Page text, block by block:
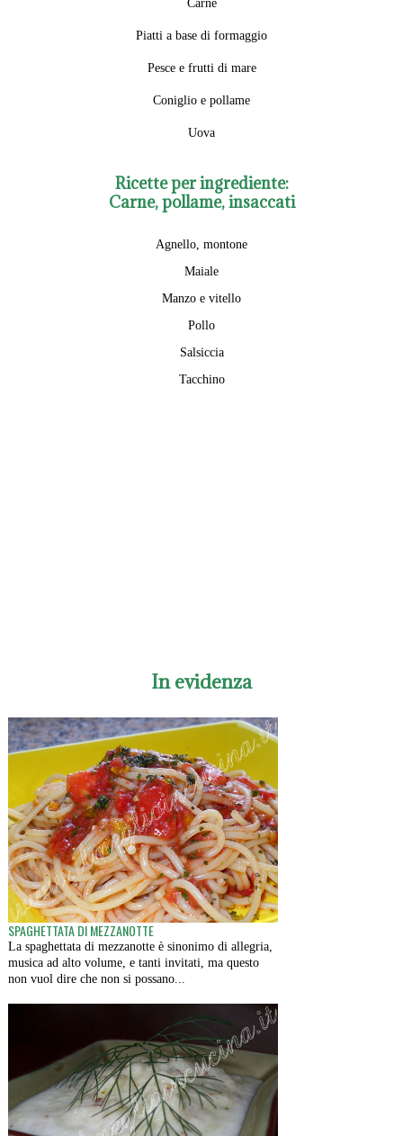
Carne
Piatti a base di formaggio
Pesce e frutti di mare
Coniglio e pollame
Uova
Ricette per ingrediente:
Carne, pollame, insaccati
Agnello, montone
Maiale
Manzo e vitello
Pollo
Salsiccia
Tacchino
In evidenza
SPAGHETTATA DI MEZZANOTTE
La spaghettata di mezzanotte è sinonimo di allegria,
musica ad alto volume, e tanti invitati, ma questo
non vuol dire che non si possano...